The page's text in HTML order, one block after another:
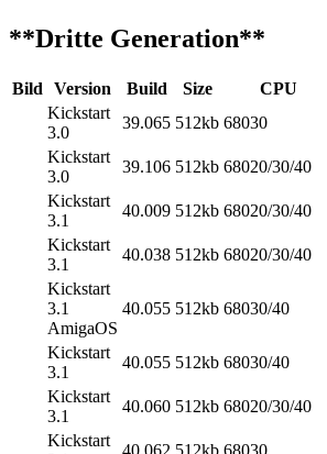
**Dritte Generation**
Bild Version Build Size CPU
Kickstart
3.0
39.065 512kb 68030
Kickstart
3.0
39.106 512kb 68020/30/40
Kickstart
3.1
40.009 512kb 68020/30/40
Kickstart
3.1
40.038 512kb 68020/30/40
Kickstart
3.1
AmigaOS
40.055 512kb 68030/40
Kickstart
3.1
40.055 512kb 68030/40
Kickstart
3.1
40.060 512kb 68020/30/40
Kickstart
40.062 512kb 68030